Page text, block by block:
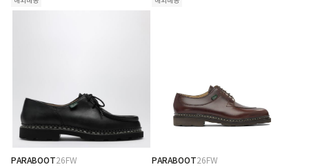
PARABOOT26FW
PARABOOT26FW